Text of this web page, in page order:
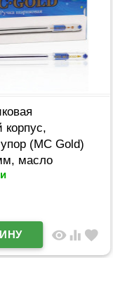
корпус,
(MC Gold)
масло
visibility equalizer favorite